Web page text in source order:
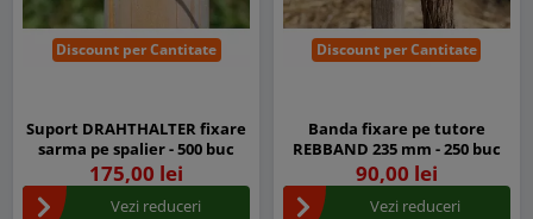
Discount per Cantitate
Suport DRAHTHALTER fixare
sarma pe spalier - 500 buc
175,00 lei
Vezi reduceri
Discount per Cantitate
Banda fixare pe tutore
REBBAND 235 mm - 250 buc
90,00 lei
Vezi reduceri